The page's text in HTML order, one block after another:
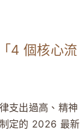
4 個核心流
支出過高、精神
定的 2026 最新